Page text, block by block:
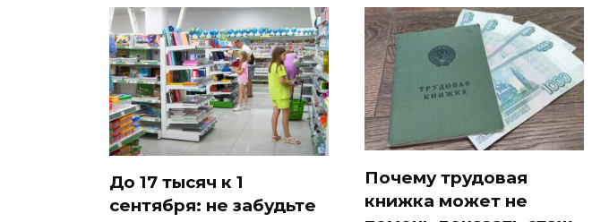
До 17 тысяч к 1
сентября: не забудьте
Почему трудовая
книжка может не